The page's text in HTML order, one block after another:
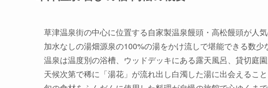
草津温泉街の中心に位置する自家製温泉饅頭・高松饅頭が人
加水なしの湯畑源泉の100%の湯をかけ流しで堪能できる数少
温泉は温度別の浴槽、ウッドデッキにある露天風呂、貸切庭
天候次第で稀に「湯花」が流れ出し白濁した湯に出会えること